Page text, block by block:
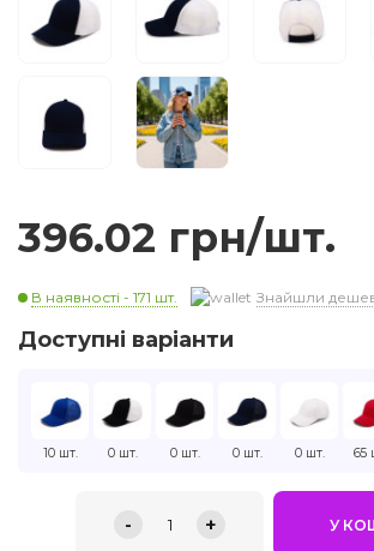
396.02 грн/шт.
В наявності - 171 шт. Знайшли
Доступні варіанти
10 шт. 0 шт. 0 шт. 0 шт. 0 шт. 65
- 1 + У